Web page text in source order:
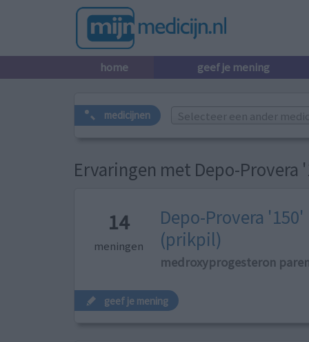
home geef je mening
medicijnen Selecteer een ander
Ervaringen met Depo-Provera
14
meningen
Depo-Provera '150'
(prikpil)
medroxyprogesteron
geef je mening